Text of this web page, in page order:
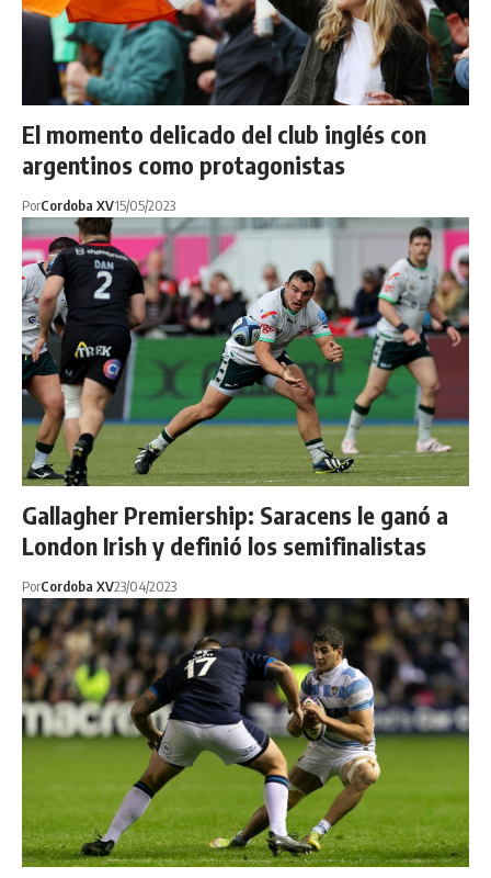
El momento delicado del club inglés con
argentinos como protagonistas
PorCordoba XV15/05/2023
Gallagher Premiership: Saracens le ganó a
London Irish y definió los semifinalistas
PorCordoba XV23/04/2023